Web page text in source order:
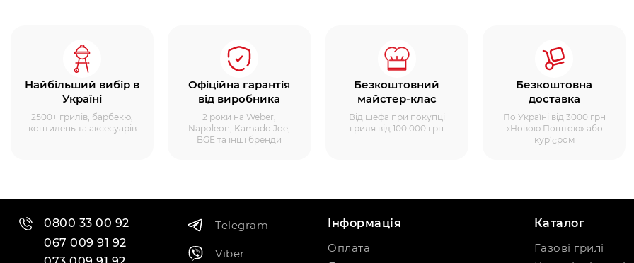
Найбільший вибір в
Україні
2500+ грилів, барбекю,
коптилень та аксесуарів
Офіційна гарантія
від виробника
2 роки на Weber,
Napoleon, Kamado Joe,
BGE та інші бренди
Безкоштовний
майстер-клас
Від шефа при покупці
гриля від 100 000 грн
Безкоштовна
доставка
По Україні від 3000 грн
«Новою Поштою» або
кур’єром
0800 33 00 92
067 009 91 92
Telegram
Viber
Інформація
Оплата
Каталог
Газові грилі